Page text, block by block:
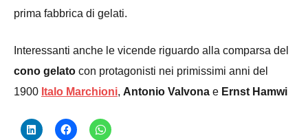
prima fabbrica di gelati.
Interessanti anche le vicende riguardo alla comparsa del
cono gelato con protagonisti nei primissimi anni del
1900 Italo Marchioni, Antonio Valvona e Ernst Hamwi